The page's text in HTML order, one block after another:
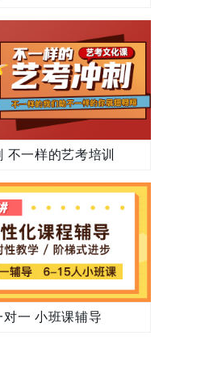
艺考冲刺 不一样的艺考培训
个性化一对一 小班课辅导